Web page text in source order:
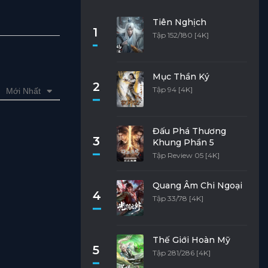
Mới Nhất
1
Tiên Nghịch
Tập 152/180 [4K]
2
Mục Thần Ký
Tập 94 [4K]
3
Đấu Phá Thương
Khung Phần 5
Tập Review 05 [4K]
4
Quang Âm Chi Ngoại
Tập 33/78 [4K]
5
Thế Giới Hoàn Mỹ
Tập 281/286 [4K]